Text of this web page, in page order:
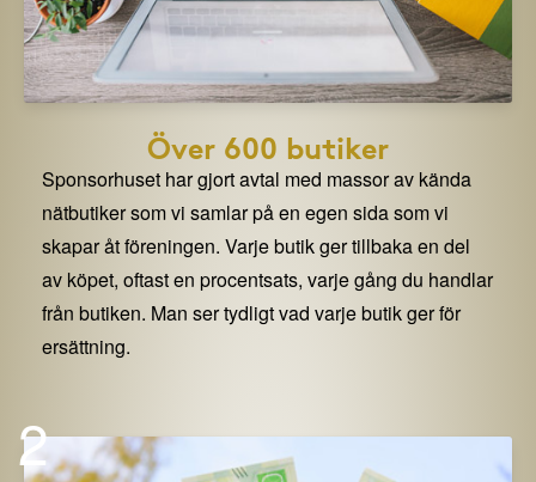
Över 600 butiker
Sponsorhuset har gjort avtal med massor av kända
nätbutiker som vi samlar på en egen sida som vi
skapar åt föreningen. Varje butik ger tillbaka en del
av köpet, oftast en procentsats, varje gång du handlar
från butiken. Man ser tydligt vad varje butik ger för
ersättning.
2